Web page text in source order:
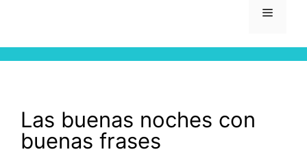
Las buenas noches con
buenas frases